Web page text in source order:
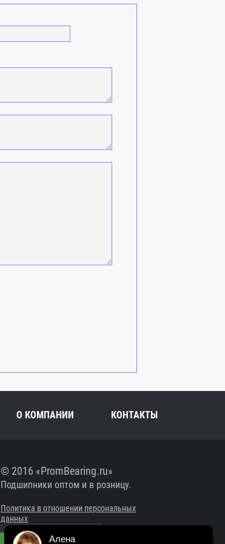
О КОМПАНИИ КОНТАКТЫ
© 2016 «PromBearing.ru»
Подшипники оптом и в розницу.
Политика в отношении персональных
данных
Алена